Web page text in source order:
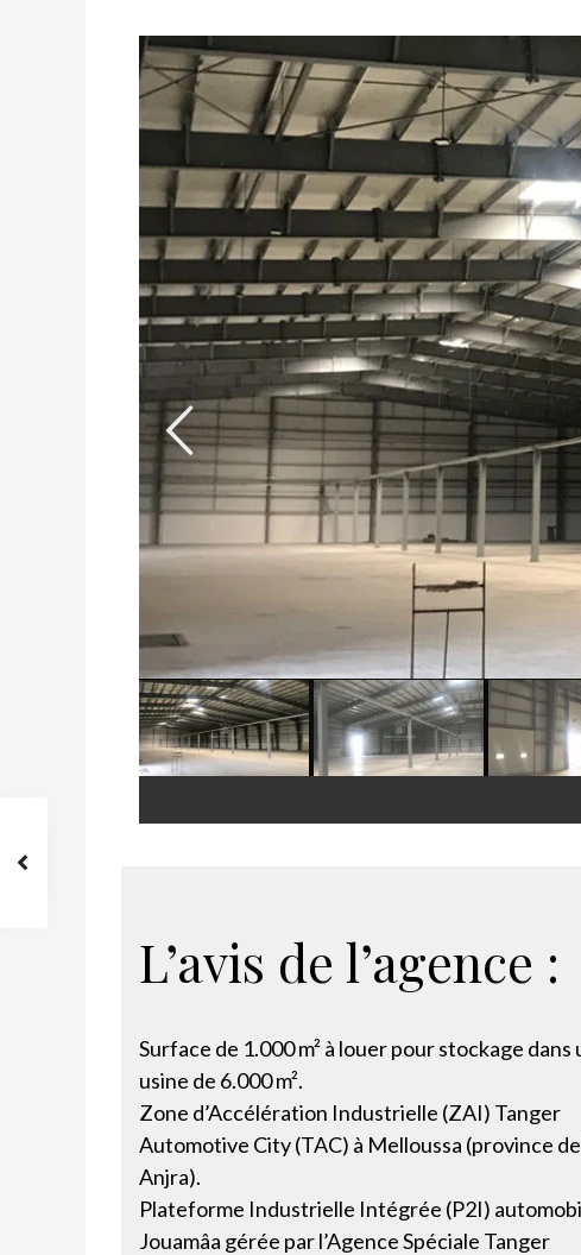
L’avis de l’agence :
Surface de 1.000 m² à louer pour stockage dans
usine de 6.000 m².
Zone d’Accélération Industrielle (ZAI) Tanger
Automotive City (TAC) à Melloussa (province
Anjra).
Plateforme Industrielle Intégrée (P2I)
Jouamâa gérée par l’Agence Spéciale Tanger